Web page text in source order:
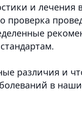
и лечения
проверка
различия и
в